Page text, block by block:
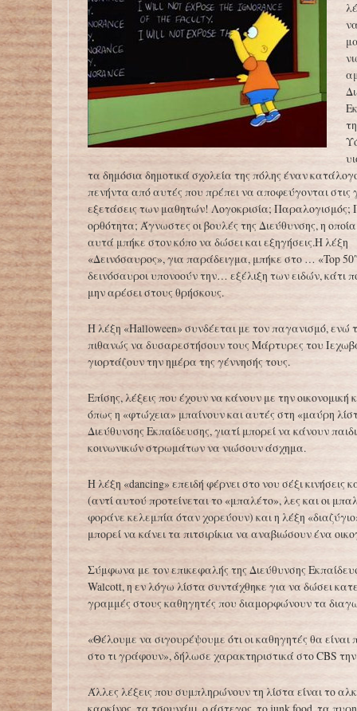
τα δημόσια δημοτικά σχολεία της πόλης έναν
πενήντα από αυτές που πρέπει να αποφεύγονται στις
εξετάσεις των μαθητών! Λογοκρισία; Παραλογισμός;
ορθότητα; Άγνωστες οι βουλές της Διεύθυνσης, η
αυτά μπήκε στον κόπο να δώσει και εξηγήσεις.Η λέξη
«Δεινόσαυρος», για παράδειγμα, μπήκε στο … «Top 50″
δεινόσαυροι υπονοούν την… εξέλιξη των ειδών, κάτι
μην αρέσει στους θρήσκους.
Η λέξη «Halloween» συνδέεται με τον παγανισμό, ενώ
πιθανώς να δυσαρεστήσουν τους Μάρτυρες του
γιορτάζουν την ημέρα της γέννησής τους.
Επίσης, λέξεις που έχουν να κάνουν με την
όπως η «φτώχεια» μπαίνουν και αυτές στη «μαύρη
Διεύθυνσης Εκπαίδευσης, γιατί μπορεί να κάνουν
κοινωνικών στρωμάτων να νιώσουν άσχημα.
H λέξη «dancing» επειδή φέρνει στο νου σέξι κινήσεις
(αντί αυτού προτείνεται το «μπαλέτο», λες και οι
φοράνε κελεμπία όταν χορεύουν) και η λέξη
μπορεί να κάνει τα πιτσιρίκια να αναβιώσουν ένα
Σύμφωνα με τον επικεφαλής της Διεύθυνσης
Walcott, η εν λόγω λίστα συντάχθηκε για να δώσει
γραμμές στους καθηγητές που διαμορφώνουν τα
«Θέλουμε να σιγουρέψουμε ότι οι καθηγητές θα είναι
στο τι γράφουν», δήλωσε χαρακτηριστικά στο CBS
Άλλες λέξεις που συμπληρώνουν τη λίστα είναι το